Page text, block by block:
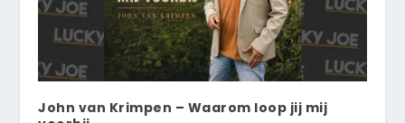
John van Krimpen – Waarom loop jij mij